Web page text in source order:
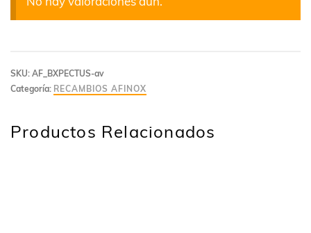
SKU: AF_BXPECTUS-av
Categoría: RECAMBIOS AFINOX
Productos Relacionados